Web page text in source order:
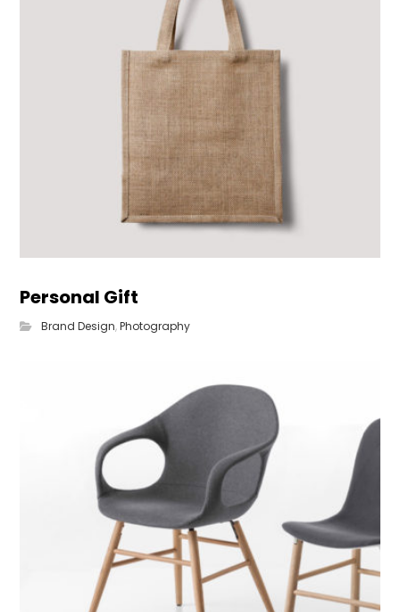
Personal Gift
Brand Design,Photography